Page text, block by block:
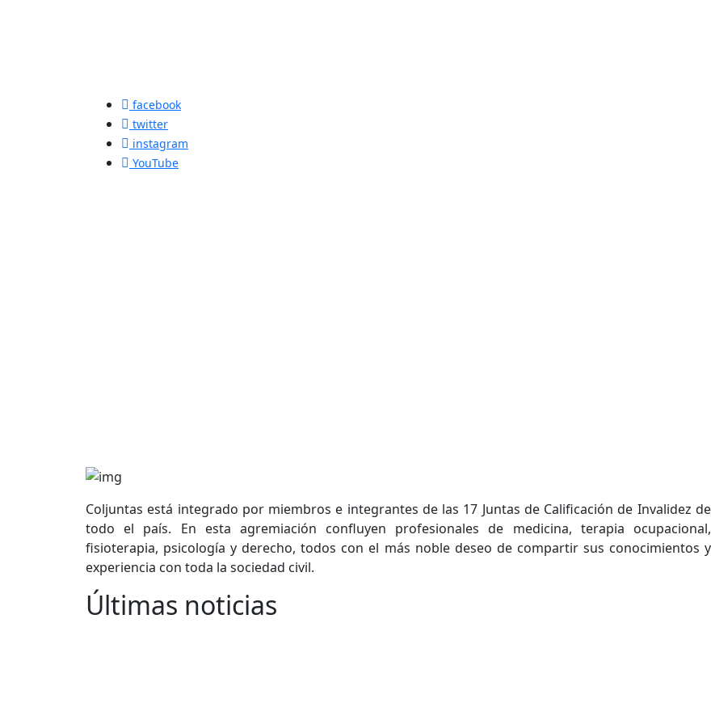
facebook
twitter
instagram
YouTube
Coljuntas está integrado por miembros e integrantes de las 17 Juntas de Calificación de Invalidez de
todo el país. En esta agremiación confluyen profesionales de medicina, terapia ocupacional,
fisioterapia, psicología y derecho, todos con el más noble deseo de compartir sus conocimientos y
experiencia con toda la sociedad civil.
Últimas noticias